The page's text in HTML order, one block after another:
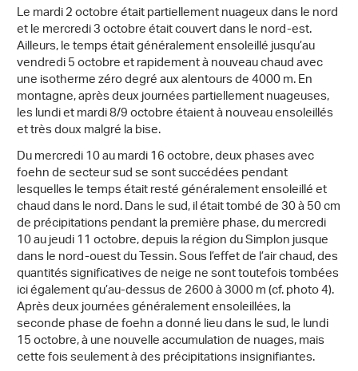
Le mardi 2 octobre était partiellement nuageux dans le nord
et le mercredi 3 octobre était couvert dans le nord-est.
Ailleurs, le temps était généralement ensoleillé jusqu’au
vendredi 5 octobre et rapidement à nouveau chaud avec
une isotherme zéro degré aux alentours de 4000 m. En
montagne, après deux journées partiellement nuageuses,
les lundi et mardi 8/9 octobre étaient à nouveau ensoleillés
et très doux malgré la bise.
Du mercredi 10 au mardi 16 octobre, deux phases avec
foehn de secteur sud se sont succédées pendant
lesquelles le temps était resté généralement ensoleillé et
chaud dans le nord. Dans le sud, il était tombé de 30 à 50 cm
de précipitations pendant la première phase, du mercredi
10 au jeudi 11 octobre, depuis la région du Simplon jusque
dans le nord-ouest du Tessin. Sous l’effet de l’air chaud, des
quantités significatives de neige ne sont toutefois tombées
ici également qu’au-dessus de 2600 à 3000 m (cf. photo 4).
Après deux journées généralement ensoleillées, la
seconde phase de foehn a donné lieu dans le sud, le lundi
15 octobre, à une nouvelle accumulation de nuages, mais
cette fois seulement à des précipitations insignifiantes.